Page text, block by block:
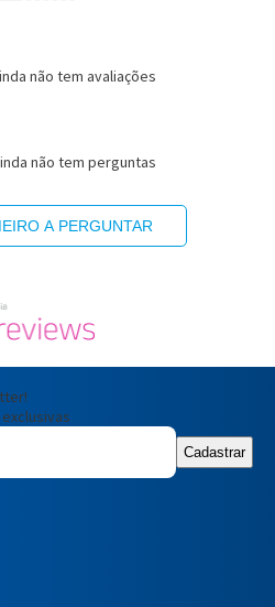
não tem avaliações
não tem perguntas
A PERGUNTAR
Cadastrar